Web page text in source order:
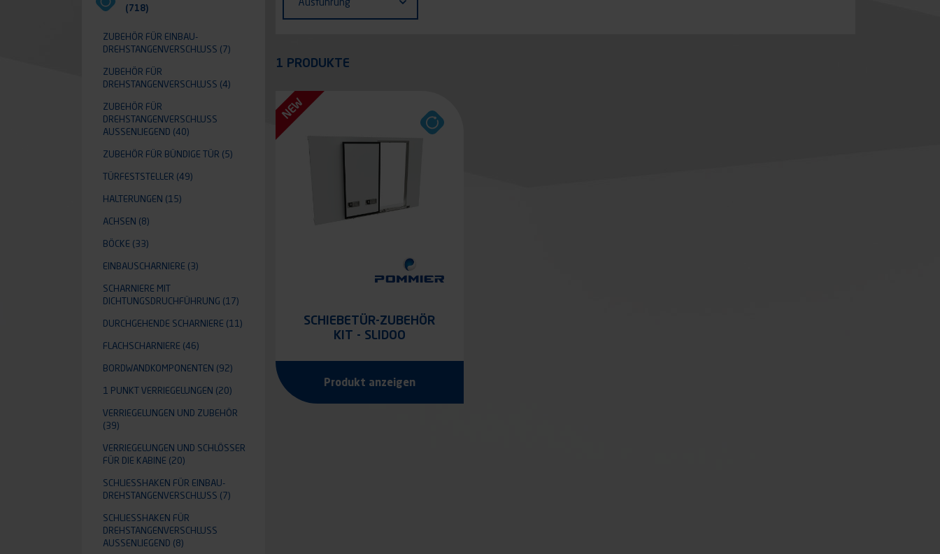
1 PRODUKTE
NEW
SCHIEBETÜR-ZUBEHÖR
KIT - SLIDOO
Produkt anzeigen
(718)
ZUBEHÖR FÜR EINBAU-
DREHSTANGENVERSCHLUSS
(7)
ZUBEHÖR FÜR
DREHSTANGENVERSCHLUSS
(4)
ZUBEHÖR FÜR
DREHSTANGENVERSCHLUSS A
USSENLIEGEND
(40)
ZUBEHÖR FÜR BÜNDIGE TÜR (5)
TÜRFESTSTELLER (49)
HALTERUNGEN (15)
ACHSEN (8)
BÖCKE (33)
EINBAUSCHARNIERE (3)
SCHARNIERE MIT
DICHTUNGSDRUCHFÜHRUNG (17)
DURCHGEHENDE SCHARNIERE (11)
FLACHSCHARNIERE (46)
BORDWANDKOMPONENTEN (92)
1 PUNKT VERRIEGELUNGEN (20)
VERRIEGELUNGEN UND ZUBEHÖR
(39)
VERRIEGELUNGEN UND SCHLÖSSER
FÜR DIE KABINE (20)
SCHLIESSHAKEN FÜR EINBAU-D
REHSTANGENVERSCHLUSS
(7)
SCHLIESSHAKEN FÜR D
REHSTANGENVERSCHLUSS A
USSENLIEGEND
(8)